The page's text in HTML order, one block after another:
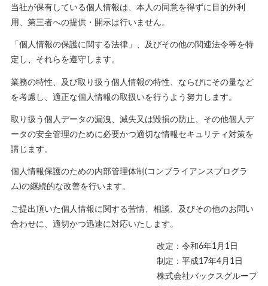
当社が保有している個人情報は、本人の同意を得ずに目的外利
用、第三者への提供・開示は行いません。
「個人情報の保護に関する法律」、及びその他の関連法令等を特
定し、それらを遵守します。
業務の特性、及び取り扱う個人情報の特性、ならびにその量など
を考慮し、適正な個人情報の取扱いを行うよう努力します。
取り扱う個人データの漏洩、滅失又は毀損の防止、その他個人デ
ータの安全管理のために必要かつ適切な情報セキュリティ対策を
講じます。
個人情報保護のための内部管理体制(コンプライアンスプログラ
ム)の継続的な改善を行います。
ご提出頂いた個人情報に関する苦情、相談、及びその他のお問い
合わせに、適切かつ迅速に対応いたします。
改定：令和6年1月1日
制定：平成17年4月1日
株式会社バックスグループ